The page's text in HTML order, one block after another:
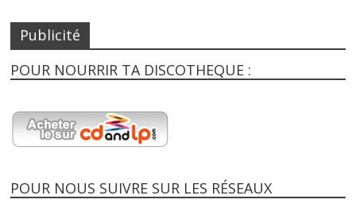
Publicité
POUR NOURRIR TA DISCOTHEQUE :
POUR NOUS SUIVRE SUR LES RÉSEAUX